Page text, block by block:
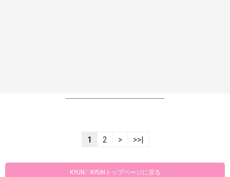
----------------------------------------------------------------
1 2 > >>|
KYUN♡KYUNトップページに戻る